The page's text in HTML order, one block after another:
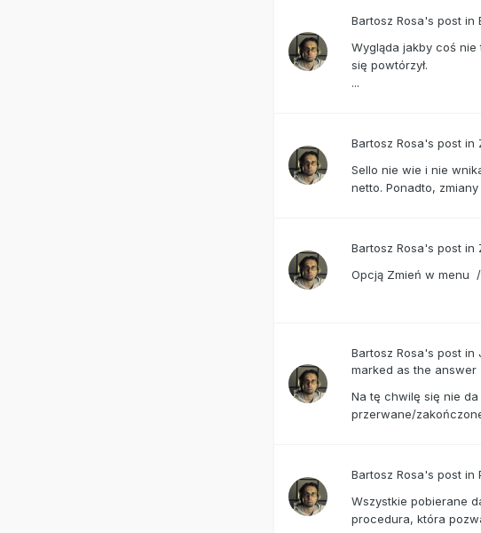
Bartosz Rosa's post in
Wygląda jakby coś nie
się powtórzył.
...
Bartosz Rosa's post in
Sello nie wie i nie
netto. Ponadto,
Bartosz Rosa's post in
Opcją Zmień w menu
Bartosz Rosa's post in
marked as the answer
Na tę chwilę się nie da
przerwane/
Bartosz Rosa's post in
Wszystkie pobierane
procedura, która